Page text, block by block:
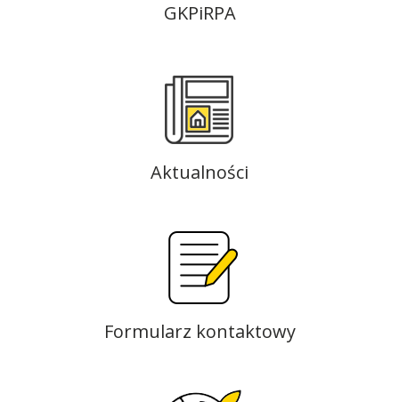
GKPiRPA
Aktualności
Formularz kontaktowy